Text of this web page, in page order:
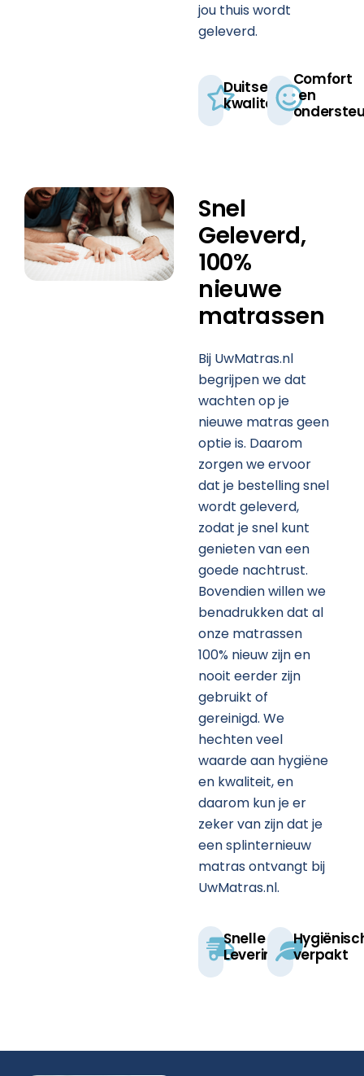
jou thuis wordt
geleverd.
Duitse
kwaliteit​
Comfort
en
Snel
Geleverd,
100%
nieuwe
matrassen
Bij UwMatras.nl
begrijpen we dat
wachten op je
nieuwe matras geen
optie is. Daarom
zorgen we ervoor
dat je bestelling snel
wordt geleverd,
zodat je snel kunt
genieten van een
goede nachtrust.
Bovendien willen we
benadrukken dat al
onze matrassen
100% nieuw zijn en
nooit eerder zijn
gebruikt of
gereinigd. We
hechten veel
waarde aan hygiëne
en kwaliteit, en
daarom kun je er
zeker van zijn dat je
een splinternieuw
matras ontvangt bij
UwMatras.nl.
Snelle
Levering verpakt​